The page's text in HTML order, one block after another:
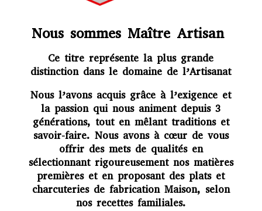
Nous sommes Maître Artisan
Ce titre représente la plus grande
distinction dans le domaine de l’Artisanat
Nous l’avons acquis grâce à l’exigence et
la passion qui nous animent depuis 3
générations, tout en mêlant traditions et
savoir-faire. Nous avons à cœur de vous
offrir des mets de qualités en
sélectionnant rigoureusement nos matières
premières et en proposant des plats et
charcuteries de fabrication Maison, selon
nos recettes familiales.